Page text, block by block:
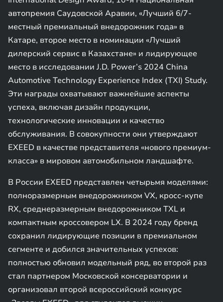
автопремия Саудовской Аравии, «Лучший 6/7-
местный премиальный внедорожник года» в
Катаре, второе место в номинации «Лучший
дилерский сервис в Казахстане» и лидирующее
место в исследовании J.D. Power’s 2024 China
Automotive Technology Experience Index (TXI) Study.
Эти награды охватывают важнейшие аспекты
успеха, включая дизайн продукции,
технологические инновации и качество
обслуживания. В совокупности они утверждают
EXEED в качестве представителя «нового премиум-
класса» в мировом автомобильном ландшафте.
В России EXEED представлен четырьмя моделями:
полноразмерным внедорожником VX, кросс-купе
RX, среднеразмерным внедорожником TXL и
компактным кроссовером LX. В 2024 году бренд
сохранил лидирующие позиции в премиальном
сегменте и добился значительных успехов:
полностью обновил модельный ряд, во второй раз
стал партнером Московской консерватории и
организовал второй всероссийский конкурс